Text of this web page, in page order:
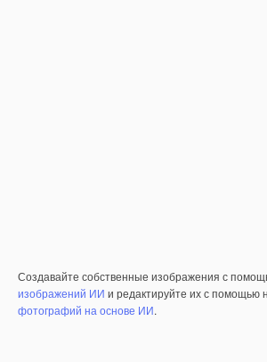
Создавайте собственные изображения с
изображений ИИ и редактируйте их с помощью
фотографий на основе ИИ.